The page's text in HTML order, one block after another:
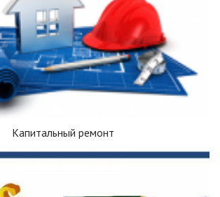
Капитальный ремонт